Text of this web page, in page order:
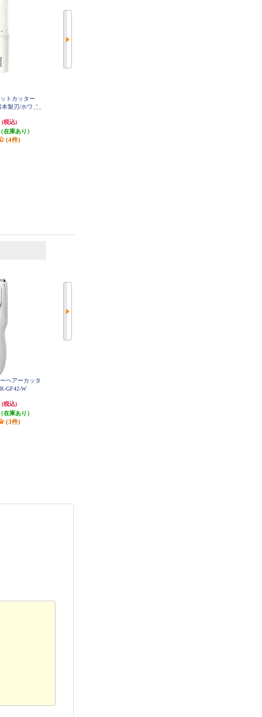
トカッター
本製刃/ホワイ
(税込)
在庫あり）
(4件)
ヘアーカッタ
GF42-W
(税込)
在庫あり）
(3件)